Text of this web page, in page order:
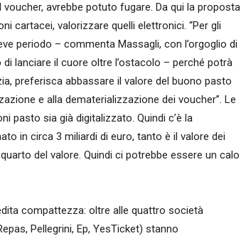
avrebbe potuto fugare. Da qui la proposta
cartacei, valorizzare quelli elettronici. “Per gli
periodo – commenta Massagli, con l’orgoglio di
lanciare il cuore oltre l’ostacolo – perché potrà
preferisca abbassare il valore del buono pasto
e alla dematerializzazione dei voucher”. Le
pasto sia già digitalizzato. Quindi c’è la
in circa 3 miliardi di euro, tanto è il valore dei
del valore. Quindi ci potrebbe essere un calo
compattezza: oltre alle quattro società
Pellegrini, Ep, YesTicket) stanno